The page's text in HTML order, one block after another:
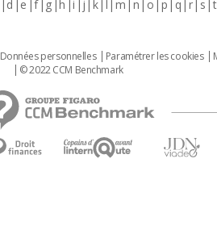
d e f g h i j k l m n o p q r s t
Données personnelles Paramétrer les cookies
© 2022 CCM Benchmark